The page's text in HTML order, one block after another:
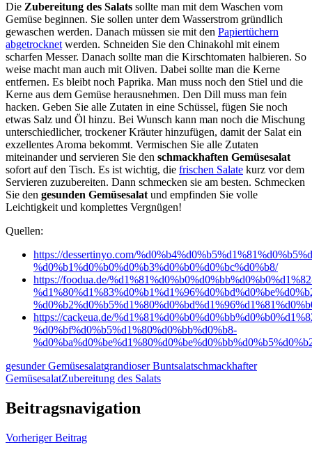
Die Zubereitung des Salats sollte man mit dem Waschen vom
Gemüse beginnen. Sie sollen unter dem Wasserstrom gründlich
gewaschen werden. Danach müssen sie mit den Papiertüchern
abgetrocknetwerden. Schneiden Sie den Chinakohl mit einem
scharfen Messer. Danach sollte man die Kirschtomaten halbieren. So
weise macht man auch mit Oliven. Dabei sollte man die Kerne
entfernen. Es bleibt noch Paprika. Man muss noch den Stiel und die
Kerne aus dem Gemüse herausnehmen. Den Dill muss man fein
hacken. Geben Sie alle Zutaten in eine Schüssel, fügen Sie noch
etwas Salz und Öl hinzu. Bei Wunsch kann man noch die Mischung
unterschiedlicher, trockener Kräuter hinzufügen, damit der Salat ein
exzellentes Aroma bekommt. Vermischen Sie alle Zutaten
miteinander und servieren Sie den schmackhaften Gemüsesalat
sofort auf den Tisch. Es ist wichtig, die frischen Salate kurz vor dem
Servieren zuzubereiten. Dann schmecken sie am besten. Schmecken
Sie den gesunden Gemüsesalatund empfinden Sie volle
Leichtigkeit und komplettes Vergnügen!
Quellen:
https://dessertinyo.com/
%d0%b1%d0%b0%d0%b3%d0%b0%d0%bc%d0%b8/
https://foodua.de/
https://cackeua.de/
%d0%bf%d0%b5%d1%80%d0%bb%d0%b8-
gesunder Gemüsesalatgrandioser Buntsalatschmackhafter
GemüsesalatZubereitung des Salats
Beitragsnavigation
Vorheriger Beitrag